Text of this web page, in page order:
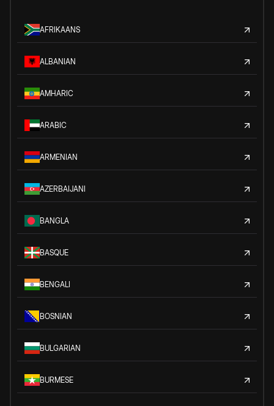
AFRIKAANS
ALBANIAN
AMHARIC
ARABIC
ARMENIAN
AZERBAIJANI
BANGLA
BASQUE
BENGALI
BOSNIAN
BULGARIAN
BURMESE